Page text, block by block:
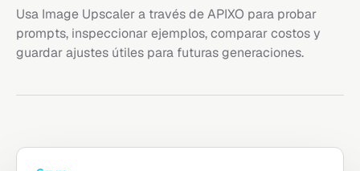
Usa Image Upscaler a través de APIXO para probar
prompts, inspeccionar ejemplos, comparar costos y
guardar ajustes útiles para futuras generaciones.